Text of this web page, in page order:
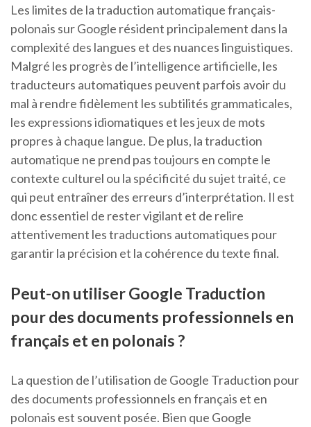
Les limites de la traduction automatique français-
polonais sur Google résident principalement dans la
complexité des langues et des nuances linguistiques.
Malgré les progrès de l’intelligence artificielle, les
traducteurs automatiques peuvent parfois avoir du
mal à rendre fidèlement les subtilités grammaticales,
les expressions idiomatiques et les jeux de mots
propres à chaque langue. De plus, la traduction
automatique ne prend pas toujours en compte le
contexte culturel ou la spécificité du sujet traité, ce
qui peut entraîner des erreurs d’interprétation. Il est
donc essentiel de rester vigilant et de relire
attentivement les traductions automatiques pour
garantir la précision et la cohérence du texte final.
Peut-on utiliser Google Traduction
pour des documents professionnels en
français et en polonais ?
La question de l’utilisation de Google Traduction pour
des documents professionnels en français et en
polonais est souvent posée. Bien que Google